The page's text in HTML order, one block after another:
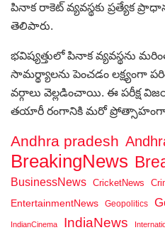
పినాక రాకెట్‌ వ్యవస్థకు ప్రత్యేక
తెలిపారు.
భవిష్యత్తులో పినాక వ్యవస్థను
సామర్థ్యాలను పెంచడం లక్ష్యంగా
వర్గాలు వెల్లడించాయి. ఈ పరీక్ష
తయారీ రంగానికి మరో
Andhra pradesh
BreakingNews
BusinessNews CricketNews
EntertainmentNews Geopolitics
IndianCinema IndiaNews